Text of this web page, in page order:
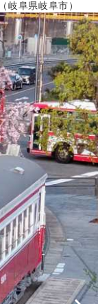
岐阜県岐阜市）